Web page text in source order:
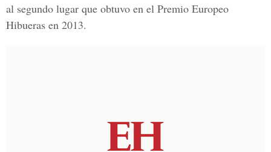
al segundo lugar que obtuvo en el Premio Europeo
Hibueras en 2013.